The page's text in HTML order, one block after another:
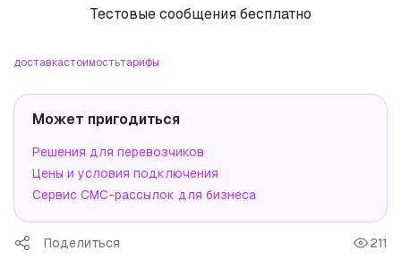
Тестовые сообщения бесплатно
доставкастоимостьтарифы
Может пригодиться
Решения для перевозчиков
Цены и условия подключения
Сервис СМС-рассылок для бизнеса
Поделиться 211